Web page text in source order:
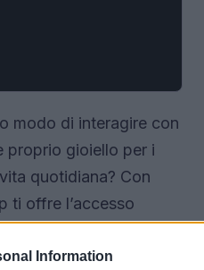
Information
modo di interagire con
proprio gioiello per i
quotidiana? Con
ti offre l’accesso
previsioni meteo
aggiornato e